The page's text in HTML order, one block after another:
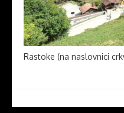
Rastoke (na naslovnici